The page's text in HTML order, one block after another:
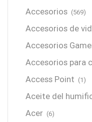
Accesorios (569)
Accesorios de
Accesorios
Accesorios para
Access Point (1)
Aceite del
Acer (6)